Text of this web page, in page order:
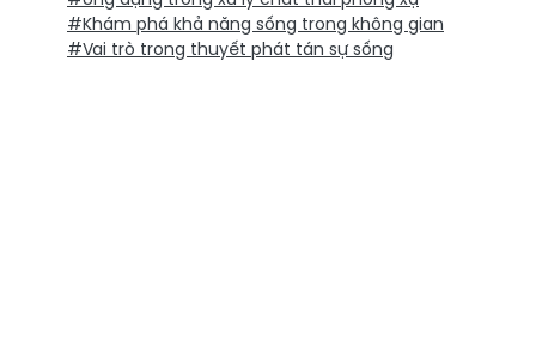
#Khám phá khả năng sống trong không gian
#Vai trò trong thuyết phát tán sự sống